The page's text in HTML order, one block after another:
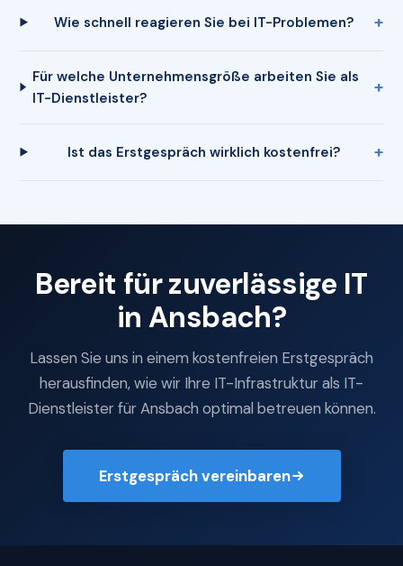
Wie schnell reagieren Sie bei IT-Problemen?
Für welche Unternehmensgröße arbeiten Sie als
IT-Dienstleister?
Ist das Erstgespräch wirklich kostenfrei?
Bereit für zuverlässige IT
in Ansbach?
Lassen Sie uns in einem kostenfreien Erstgespräch
herausfinden, wie wir Ihre IT-Infrastruktur als IT-
Dienstleister für Ansbach optimal betreuen können.
Erstgespräch vereinbaren